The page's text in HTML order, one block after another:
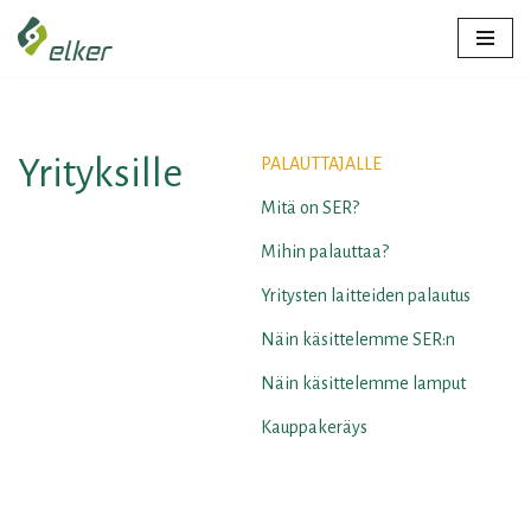
Siirry
Yrityksille PALAUTTAJALLE
Mitä on SER?
Mihin palauttaa?
Yritysten laitteiden palautus
Näin käsittelemme SER:n
Näin käsittelemme lamput
Kauppakeräys